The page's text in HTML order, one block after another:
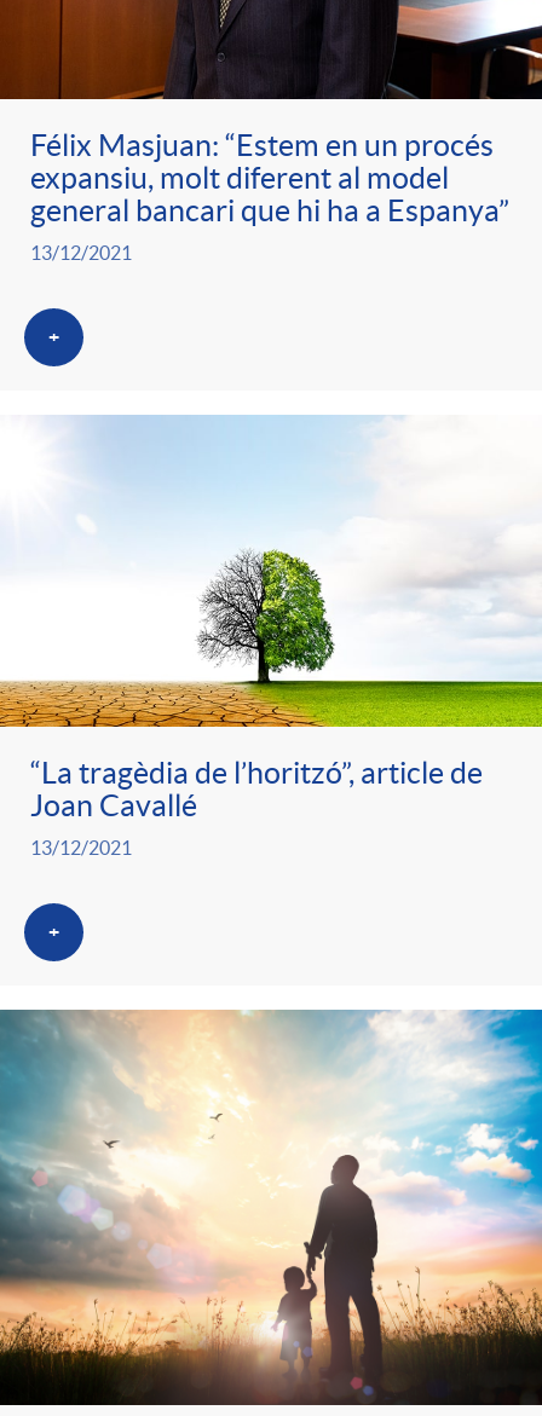
Félix Masjuan: “Estem en un procés
expansiu, molt diferent al model
general bancari que hi ha a Espanya”
13/12/2021
+
“La tragèdia de l’horitzó”, article de
Joan Cavallé
13/12/2021
+